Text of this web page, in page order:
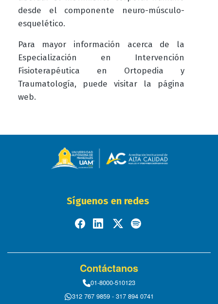
desde el componente neuro-músculo-
esquelético.
Para mayor información acerca de la
Especialización en Intervención
Fisioterapéutica en Ortopedia y
Traumatología, puede visitar la página
web.
Síguenos en redes
Contáctanos
01-8000-510123
312 767 9859 - 317 894 0741